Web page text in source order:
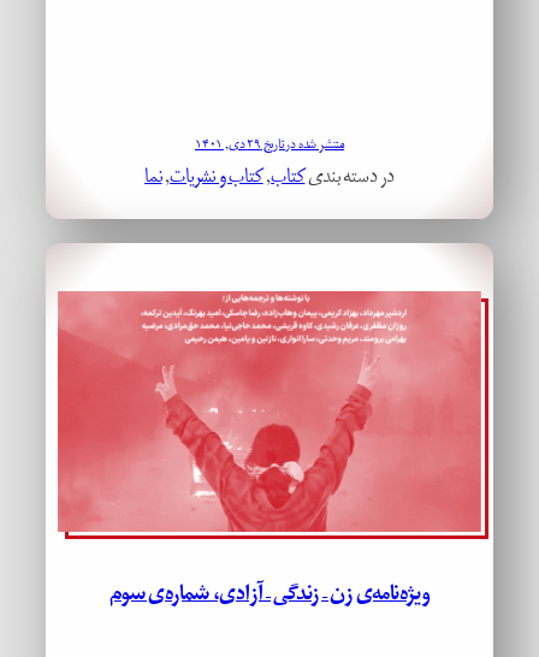
منتشر شده در تاریخ ۲۹ دی, ۱۴۰۱
در دسته بندیکتاب, کتاب و نشریات, نما
ویژه‌نامه‌ی زن – زندگی – آزادی، شماره‌ی سوم